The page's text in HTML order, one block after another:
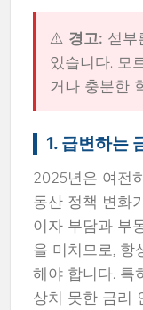
⚠️ 경고: 섣부
있습니다. 모
거나 충분한
1. 급변하는
2025년은 여전
동산 정책 변화
이자 부담과 부
을 미치므로, 항
해야 합니다. 특
상치 못한 금리